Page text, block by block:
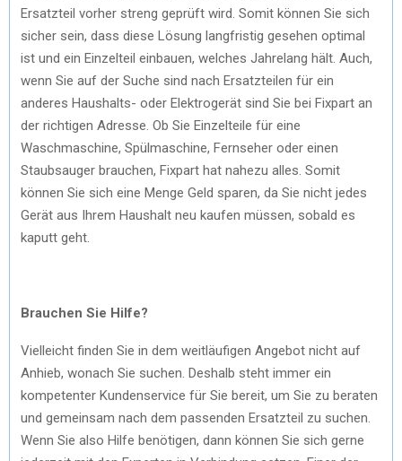
Ersatzteil vorher streng geprüft wird. Somit können Sie sich
sicher sein, dass diese Lösung langfristig gesehen optimal
ist und ein Einzelteil einbauen, welches Jahrelang hält. Auch,
wenn Sie auf der Suche sind nach Ersatzteilen für ein
anderes Haushalts- oder Elektrogerät sind Sie bei Fixpart an
der richtigen Adresse. Ob Sie Einzelteile für eine
Waschmaschine, Spülmaschine, Fernseher oder einen
Staubsauger brauchen, Fixpart hat nahezu alles. Somit
können Sie sich eine Menge Geld sparen, da Sie nicht jedes
Gerät aus Ihrem Haushalt neu kaufen müssen, sobald es
kaputt geht.
Brauchen Sie Hilfe?
Vielleicht finden Sie in dem weitläufigen Angebot nicht auf
Anhieb, wonach Sie suchen. Deshalb steht immer ein
kompetenter Kundenservice für Sie bereit, um Sie zu beraten
und gemeinsam nach dem passenden Ersatzteil zu suchen.
Wenn Sie also Hilfe benötigen, dann können Sie sich gerne